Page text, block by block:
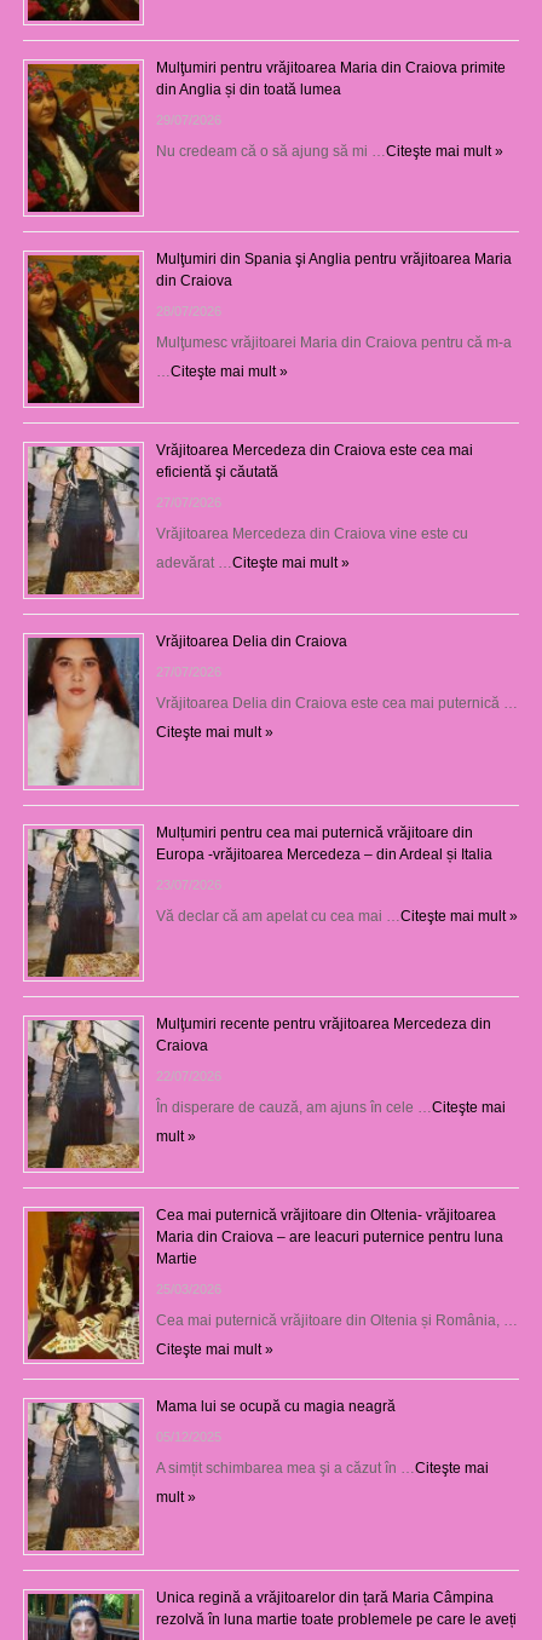
Mulţumiri pentru vrăjitoarea Maria din Craiova primite
din Anglia și din toată lumea
29/07/2026
Nu credeam că o să ajung să mi … Citeşte mai mult »
Mulţumiri din Spania şi Anglia pentru vrăjitoarea Maria
din Craiova
28/07/2026
Mulţumesc vrăjitoarei Maria din Craiova pentru că m-a
Citeşte mai mult »
Vrăjitoarea Mercedeza din Craiova este cea mai
eficientă şi căutată
27/07/2026
Vrăjitoarea Mercedeza din Craiova vine este cu
adevărat … Citeşte mai mult »
Vrăjitoarea Delia din Craiova
27/07/2026
Vrăjitoarea Delia din Craiova este cea mai puternică …
Citeşte mai mult »
Mulțumiri pentru cea mai puternică vrăjitoare din
Europa -vrăjitoarea Mercedeza – din Ardeal și Italia
23/07/2026
Vă declar că am apelat cu cea mai … Citeşte mai mult »
Mulţumiri recente pentru vrăjitoarea Mercedeza din
Craiova
22/07/2026
În disperare de cauză, am ajuns în cele … Citeşte mai
mult »
Cea mai puternică vrăjitoare din Oltenia- vrăjitoarea
Maria din Craiova – are leacuri puternice pentru luna
Martie
25/03/2026
Cea mai puternică vrăjitoare din Oltenia și România, …
Citeşte mai mult »
Mama lui se ocupă cu magia neagră
05/12/2025
A simțit schimbarea mea şi a căzut în … Citeşte mai
mult »
Unica regină a vrăjitoarelor din țară Maria Câmpina
rezolvă în luna martie toate problemele pe care le aveți